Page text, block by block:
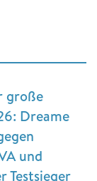
große
Dreame
und
Testsieger